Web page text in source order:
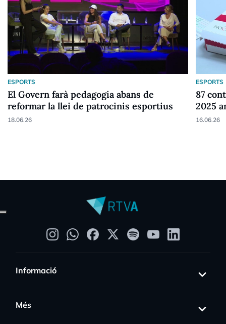
ESPORTS
El Govern farà pedagogia abans de
reformar la llei de patrocinis esportius
18.06.26
ESPORTS
87
2025
16.06.26
Informació
Més